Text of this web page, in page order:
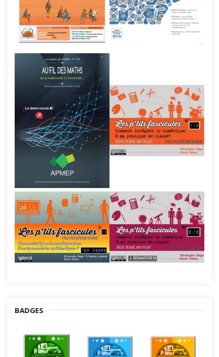
BADGES